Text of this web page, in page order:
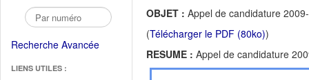
Recherche Avancée
LIENS UTILES :
OBJET : Appel de candidature
(Télécharger le PDF (80ko))
RESUME : Appel de candidature